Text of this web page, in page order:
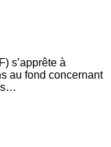
s’apprête à
au fond concernant